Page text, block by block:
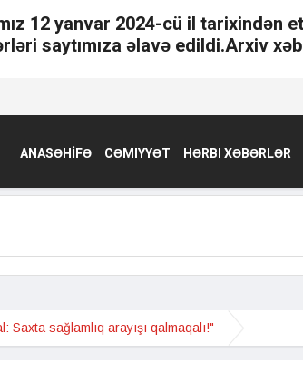
12 yanvar 2024-cü il tarixindən
saytımıza əlavə edildi.Arxiv
ANASƏHİFƏ CƏMIYYƏT HƏRBI XƏBƏRLƏR
Saxta sağlamlıq arayışı qalmaqalı!"